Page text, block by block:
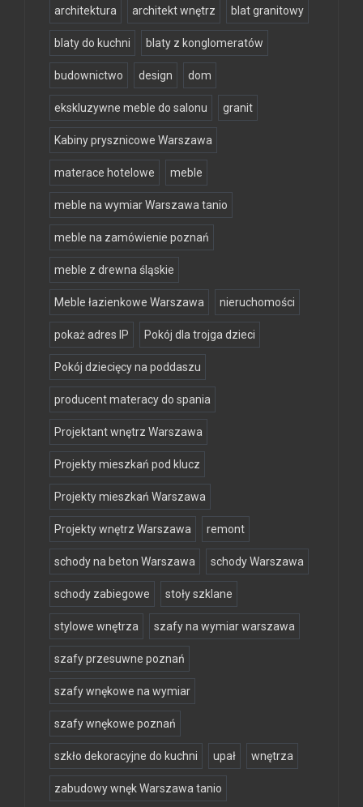
architektura architekt wnętrz blat granitowy
blaty do kuchni blaty z konglomeratów
budownictwo design dom
ekskluzywne meble do salonu granit
Kabiny prysznicowe Warszawa
materace hotelowe meble
meble na wymiar Warszawa tanio
meble na zamówienie poznań
meble z drewna śląskie
Meble łazienkowe Warszawa nieruchomości
pokaż adres IP Pokój dla trojga dzieci
Pokój dziecięcy na poddaszu
producent materacy do spania
Projektant wnętrz Warszawa
Projekty mieszkań pod klucz
Projekty mieszkań Warszawa
Projekty wnętrz Warszawa remont
schody na beton Warszawa schody Warszawa
schody zabiegowe stoły szklane
stylowe wnętrza szafy na wymiar warszawa
szafy przesuwne poznań
szafy wnękowe na wymiar
szafy wnękowe poznań
szkło dekoracyjne do kuchni upał wnętrza
zabudowy wnęk Warszawa tanio